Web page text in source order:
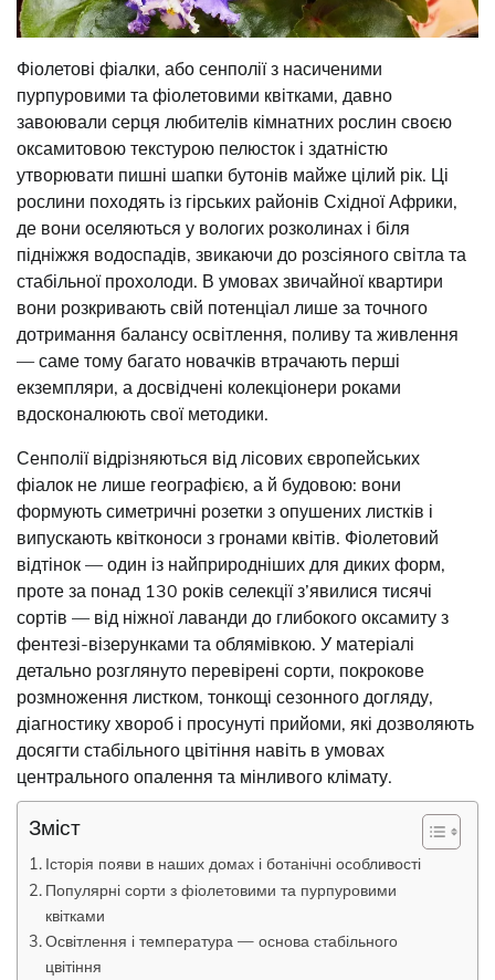
Фіолетові фіалки, або сенполії з насиченими
пурпуровими та фіолетовими квітками, давно
завоювали серця любителів кімнатних рослин своєю
оксамитовою текстурою пелюсток і здатністю
утворювати пишні шапки бутонів майже цілий рік. Ці
рослини походять із гірських районів Східної Африки,
де вони оселяються у вологих розколинах і біля
підніжжя водоспадів, звикаючи до розсіяного світла та
стабільної прохолоди. В умовах звичайної квартири
вони розкривають свій потенціал лише за точного
дотримання балансу освітлення, поливу та живлення
— саме тому багато новачків втрачають перші
екземпляри, а досвідчені колекціонери роками
вдосконалюють свої методики.
Сенполії відрізняються від лісових європейських
фіалок не лише географією, а й будовою: вони
формують симетричні розетки з опушених листків і
випускають квітконоси з гронами квітів. Фіолетовий
відтінок — один із найприродніших для диких форм,
проте за понад 130 років селекції з’явилися тисячі
сортів — від ніжної лаванди до глибокого оксамиту з
фентезі-візерунками та облямівкою. У матеріалі
детально розглянуто перевірені сорти, покрокове
розмноження листком, тонкощі сезонного догляду,
діагностику хвороб і просунуті прийоми, які дозволяють
досягти стабільного цвітіння навіть в умовах
центрального опалення та мінливого клімату.
Зміст
Історія появи в наших домах і ботанічні особливості
Популярні сорти з фіолетовими та пурпуровими
квітками
Освітлення і температура — основа стабільного
цвітіння